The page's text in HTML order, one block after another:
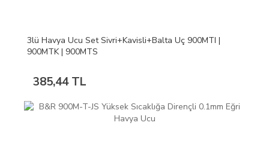
3lü Havya Ucu Set Sivri+Kavisli+Balta Uç 900MTI |
900MTK | 900MTS
385,44 TL